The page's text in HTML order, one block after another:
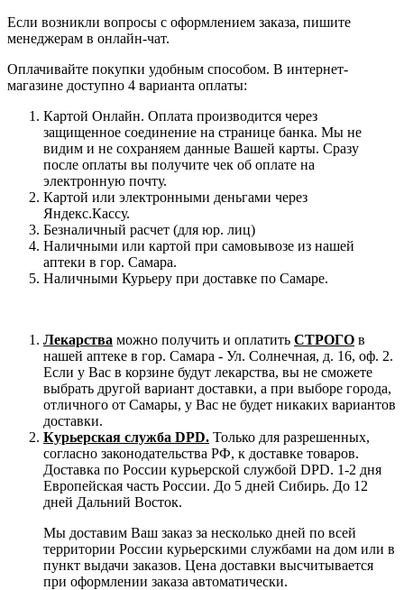
Если возникли вопросы с оформлением заказа, пишите
менеджерам в онлайн-чат.
Оплачивайте покупки удобным способом. В интернет-
магазине доступно 4 варианта оплаты:
Картой Онлайн. Оплата производится через
защищенное соединение на странице банка. Мы не
видим и не сохраняем данные Вашей карты. Сразу
после оплаты вы получите чек об оплате на
электронную почту.
Картой или электронными деньгами через
Яндекс.Кассу.
Безналичный расчет (для юр. лиц)
Наличными или картой при самовывозе из нашей
аптеки в гор. Самара.
Наличными Курьеру при доставке по Самаре.
Лекарства можно получить и оплатить СТРОГО в
нашей аптеке в гор. Самара - Ул. Солнечная, д. 16, оф. 2.
Если у Вас в корзине будут лекарства, вы не сможете
выбрать другой вариант доставки, а при выборе города,
отличного от Самары, у Вас не будет никаких вариантов
доставки.
Курьерская служба DPD. Только для разрешенных,
согласно законодательства РФ, к доставке товаров.
Доставка по России курьерской службой DPD. 1-2 дня
Европейская часть России. До 5 дней Сибирь. До 12
дней Дальний Восток.
Мы доставим Ваш заказ за несколько дней по всей
территории России курьерскими службами на дом или в
пункт выдачи заказов. Цена доставки высчитывается
при оформлении заказа автоматически.